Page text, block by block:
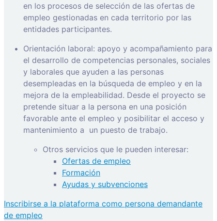
en los procesos de selección de las ofertas de
empleo gestionadas en cada territorio por las
entidades participantes.
Orientación laboral: apoyo y acompañamiento para
el desarrollo de competencias personales, sociales
y laborales que ayuden a las personas
desempleadas en la búsqueda de empleo y en la
mejora de la empleabilidad. Desde el proyecto se
pretende situar a la persona en una posición
favorable ante el empleo y posibilitar el acceso y
mantenimiento a un puesto de trabajo.
Otros servicios que le pueden interesar:
Ofertas de empleo
Formación
Ayudas y subvenciones
Inscribirse a la plataforma como persona demandante
de empleo